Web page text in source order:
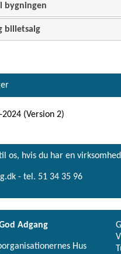
bygningen
billetsalg
(Version 2)
os, hvis du har en
- tel. 51 34 35 96
Adgang
Hus